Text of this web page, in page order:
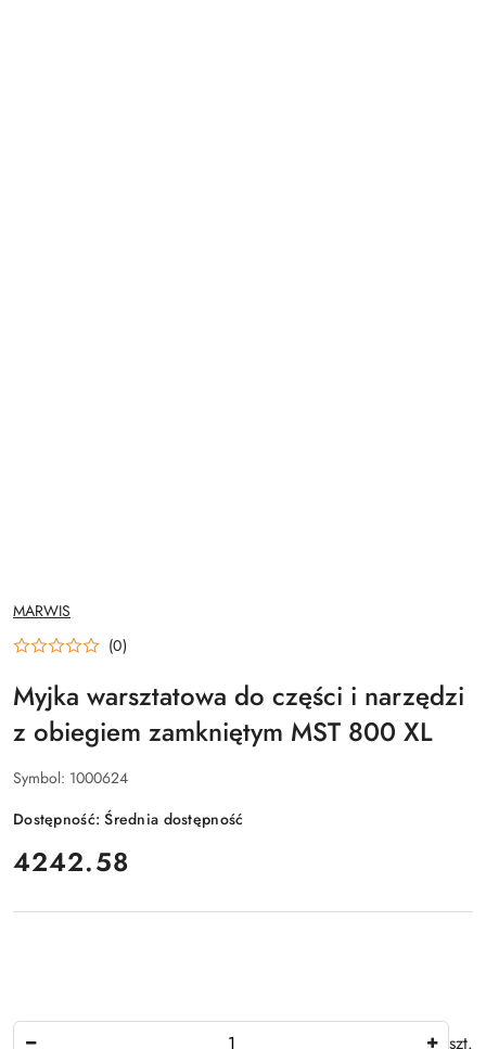
NAZWA
PRODUCENTA:
MARWIS
(0)
Myjka warsztatowa do części i narzędzi
z obiegiem zamkniętym MST 800 XL
Symbol: 1000624
Dostępność:Średnia dostępność
cena:
4242.58
szt.